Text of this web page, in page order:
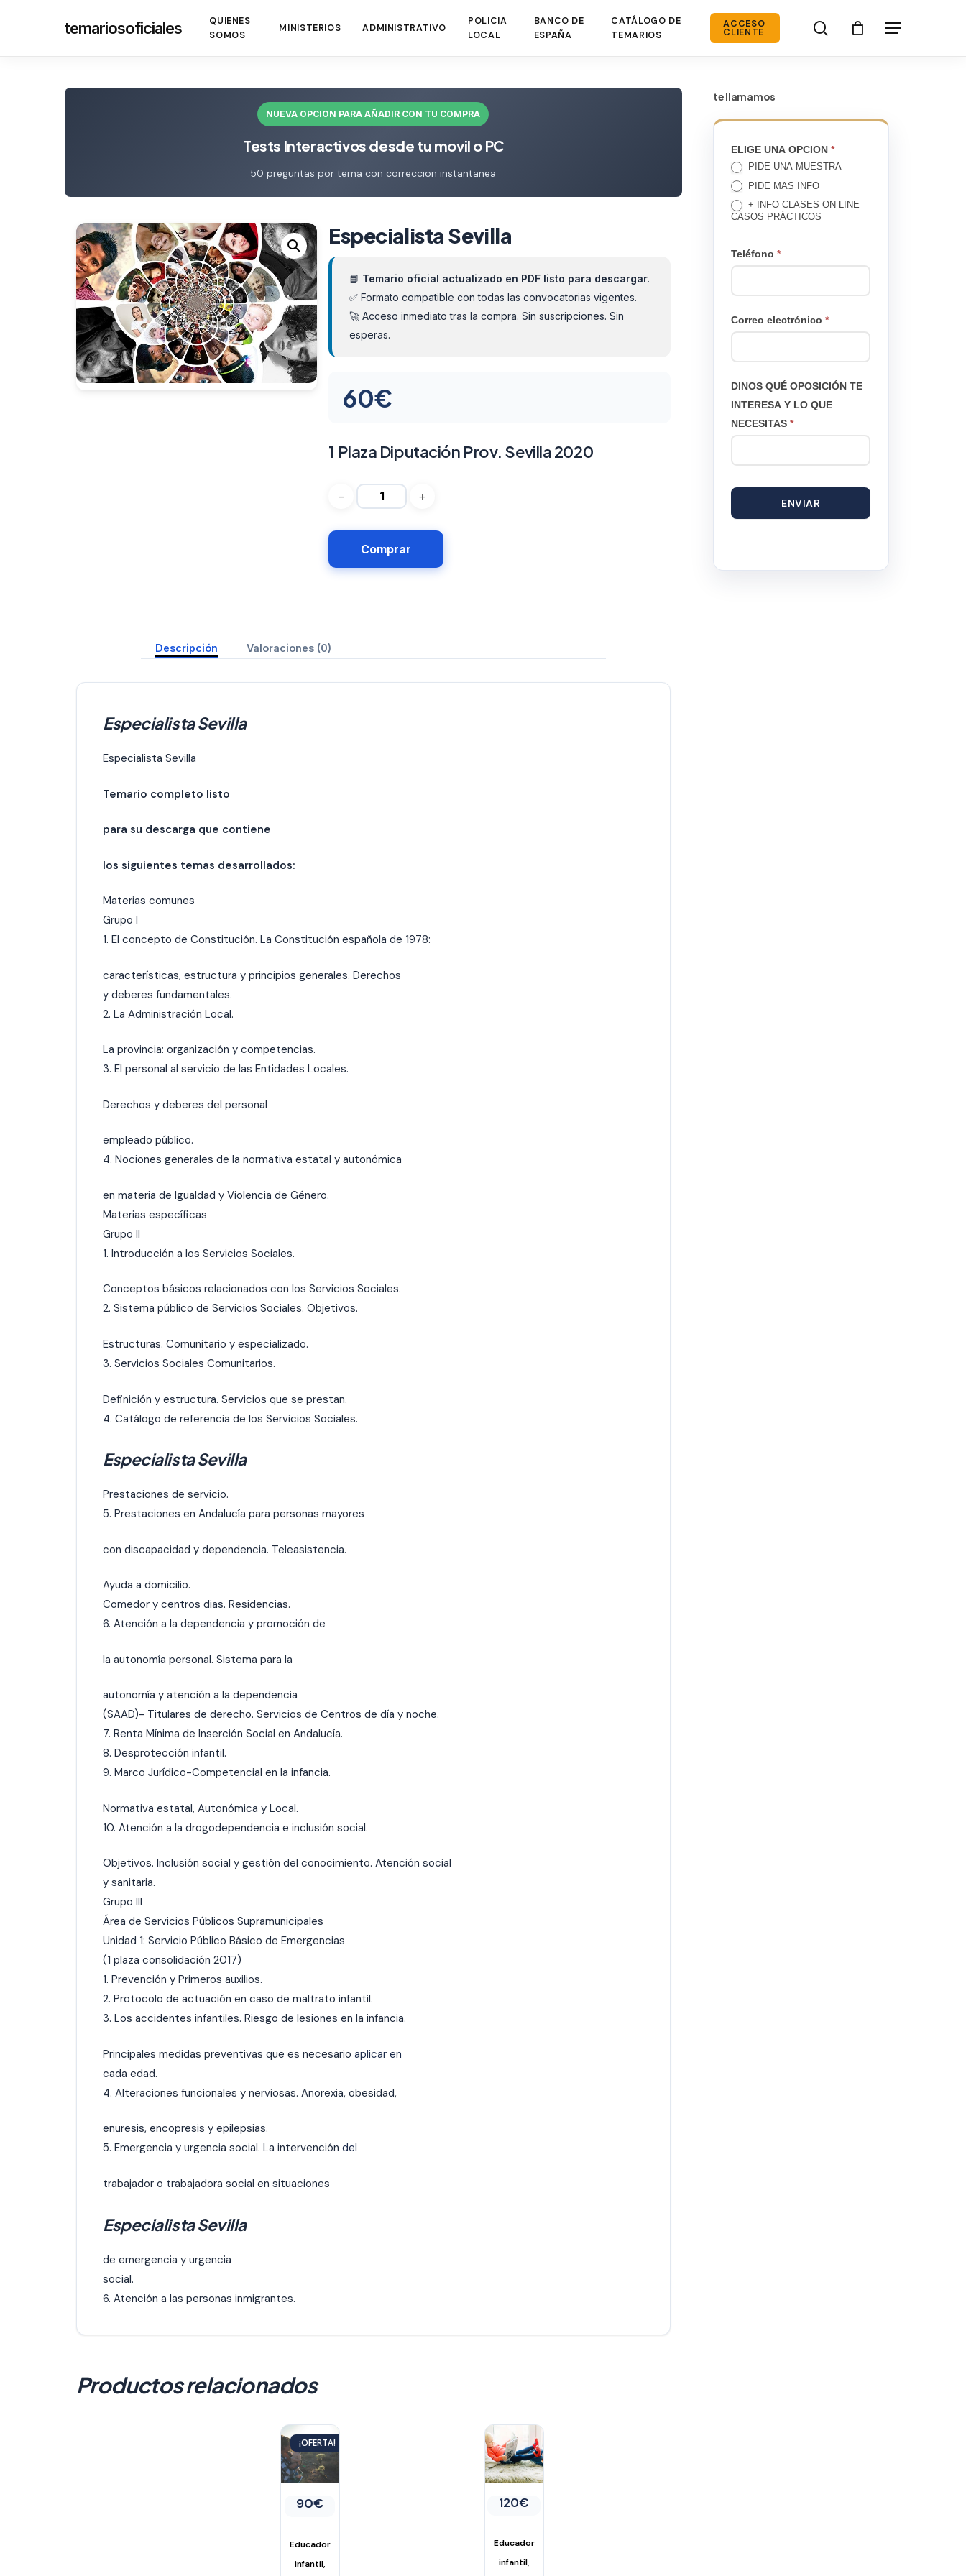
temariosoficiales
QUIENES
SOMOS
MINISTERIOS ADMINISTRATIVO
POLICIA
LOCAL
BANCO DE
ESPAÑA
CATÁLOGO DE
TEMARIOS
ACCESO
CLIENTE search Menú
NUEVA OPCION PARA AÑADIR CON TU COMPRA
Tests Interactivos desde tu movil o PC
50 preguntas por tema con correccion instantanea
Especialista Sevilla
📘 Temario oficial actualizado en PDF listo para descargar.
✅ Formato compatible con todas las convocatorias vigentes.
🚀 Acceso inmediato tras la compra. Sin suscripciones. Sin
esperas.
60€
1 Plaza Diputación Prov. Sevilla 2020
Comprar
Descripción Valoraciones (0)
Especialista Sevilla
Especialista Sevilla
Temario completo listo
para su descarga que contiene
los siguientes temas desarrollados:
Materias comunes
Grupo I
1. El concepto de Constitución. La Constitución española de 1978:
características, estructura y principios generales. Derechos
y deberes fundamentales.
2. La Administración Local.
La provincia: organización y competencias.
3. El personal al servicio de las Entidades Locales.
Derechos y deberes del personal
empleado público.
4. Nociones generales de la normativa estatal y autonómica
en materia de Igualdad y Violencia de Género.
Materias específicas
Grupo II
1. Introducción a los Servicios Sociales.
Conceptos básicos relacionados con los Servicios Sociales.
2. Sistema público de Servicios Sociales. Objetivos.
Estructuras. Comunitario y especializado.
3. Servicios Sociales Comunitarios.
Definición y estructura. Servicios que se prestan.
4. Catálogo de referencia de los Servicios Sociales.
Especialista Sevilla
Prestaciones de servicio.
5. Prestaciones en Andalucía para personas mayores
con discapacidad y dependencia. Teleasistencia.
Ayuda a domicilio.
Comedor y centros dias. Residencias.
6. Atención a la dependencia y promoción de
la autonomía personal. Sistema para la
autonomía y atención a la dependencia
(SAAD)- Titulares de derecho. Servicios de Centros de día y noche.
7. Renta Mínima de Inserción Social en Andalucía.
8. Desprotección infantil.
9. Marco Jurídico-Competencial en la infancia.
Normativa estatal, Autonómica y Local.
10. Atención a la drogodependencia e inclusión social.
Objetivos. Inclusión social y gestión del conocimiento. Atención social
y sanitaria.
Grupo III
Área de Servicios Públicos Supramunicipales
Unidad 1: Servicio Público Básico de Emergencias
(1 plaza consolidación 2017)
1. Prevención y Primeros auxilios.
2. Protocolo de actuación en caso de maltrato infantil.
3. Los accidentes infantiles. Riesgo de lesiones en la infancia.
Principales medidas preventivas que es necesario aplicar en
cada edad.
4. Alteraciones funcionales y nerviosas. Anorexia, obesidad,
enuresis, encopresis y epilepsias.
5. Emergencia y urgencia social. La intervención del
trabajador o trabajadora social en situaciones
Especialista Sevilla
de emergencia y urgencia
social.
6. Atención a las personas inmigrantes.
Productos relacionados
¡OFERTA!
El
era:
120€.
90€El
es:
90€.
Educador
infantil,
120€
Educador
infantil,
te llamamos
TE
LLAMAMOS
ELIGE UNA OPCION*
PIDE UNA MUESTRA
PIDE MAS INFO
+ INFO CLASES ON LINE
CASOS PRÁCTICOS
Teléfono*
Correo electrónico*
DINOS QUÉ OPOSICIÓN TE
INTERESA Y LO QUE
NECESITAS*
ENVIAR